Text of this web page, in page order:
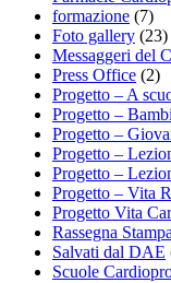
formazione (7)
Foto gallery (23)
Messaggeri del
Press Office (2)
Progetto – A
Progetto –
Progetto –
Progetto –
Progetto –
Progetto – Vita
Progetto Vita
Rassegna
Salvati dal DAE
Scuole